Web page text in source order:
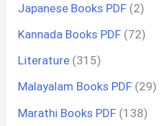
Japanese Books PDF (2)
Kannada Books PDF (72)
Literature (315)
Malayalam Books PDF (29)
Marathi Books PDF (138)